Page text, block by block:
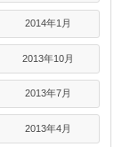
2014年1月
2013年10月
2013年7月
2013年4月